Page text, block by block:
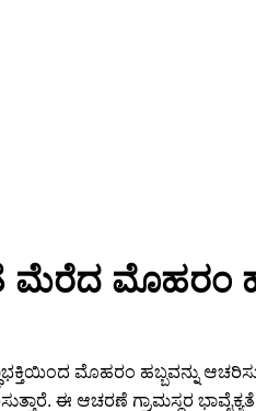
ಮೆರೆದ ಮೊಹರಂ
ಮೊಹರಂ ಹಬ್ಬವನ್ನು
ಈ ಆಚರಣೆ ಗ್ರಾಮಸ್ಥರ